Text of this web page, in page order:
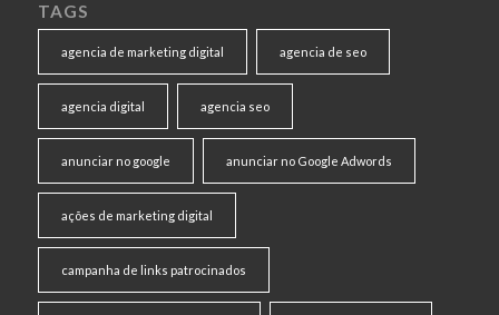
TAGS
agencia de marketing digital agencia de seo
agencia digital agencia seo
anunciar no google anunciar no Google Adwords
ações de marketing digital
campanha de links patrocinados